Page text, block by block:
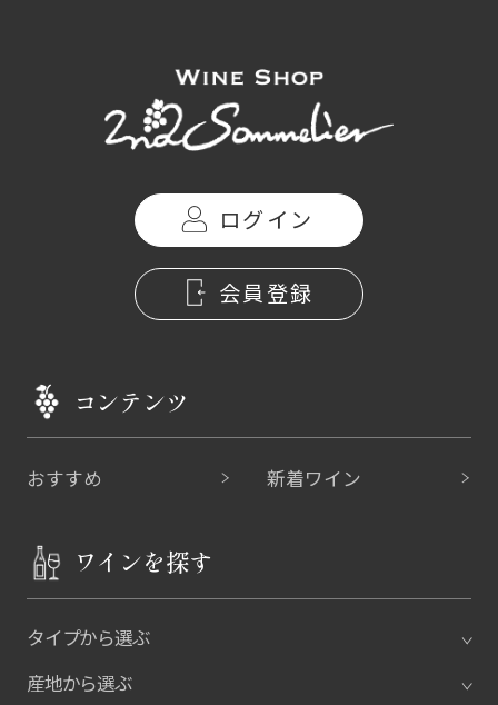
ログイン
会員登録
コンテンツ
おすすめ 新着ワイン
ワインを探す
タイプから選ぶ
産地から選ぶ